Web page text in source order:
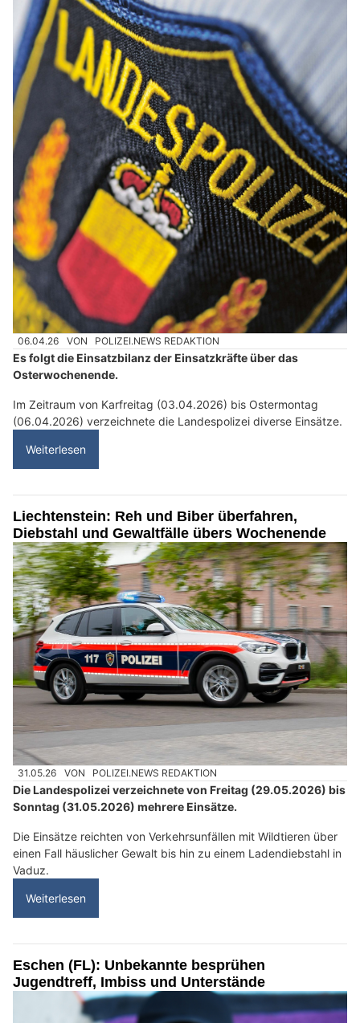
06.04.26 VON POLIZEI.NEWS REDAKTION
Es folgt die Einsatzbilanz der Einsatzkräfte über das
Osterwochenende.
Im Zeitraum von Karfreitag (03.04.2026) bis Ostermontag
(06.04.2026) verzeichnete die Landespolizei diverse Einsätze.
Weiterlesen
Liechtenstein: Reh und Biber überfahren,
Diebstahl und Gewaltfälle übers Wochenende
31.05.26 VON POLIZEI.NEWS REDAKTION
Die Landespolizei verzeichnete von Freitag (29.05.2026) bis
Sonntag (31.05.2026) mehrere Einsätze.
Die Einsätze reichten von Verkehrsunfällen mit Wildtieren über
einen Fall häuslicher Gewalt bis hin zu einem Ladendiebstahl in
Vaduz.
Weiterlesen
Eschen (FL): Unbekannte besprühen
Jugendtreff, Imbiss und Unterstände